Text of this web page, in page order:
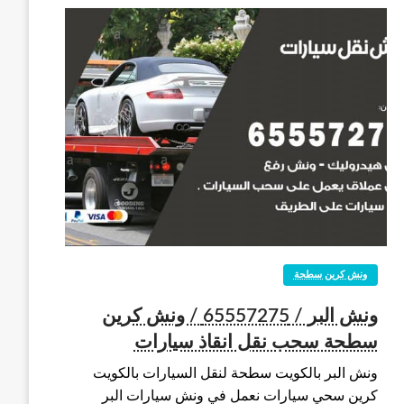
ونش كرين سطحة
ونش البر / 65557275 / ونش كرين
سطحة سحب نقل انقاذ سيارات
ونش البر بالكويت سطحة لنقل السيارات بالكويت
كرين سحي سيارات نعمل في ونش سيارات البر